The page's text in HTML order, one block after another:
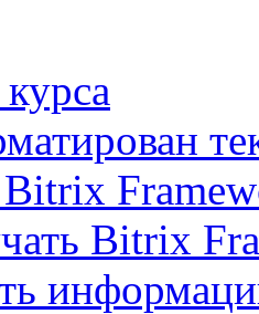
Bitrix
Bitrix